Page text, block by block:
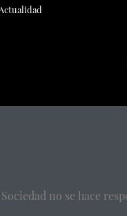
Actualidad
no se hace